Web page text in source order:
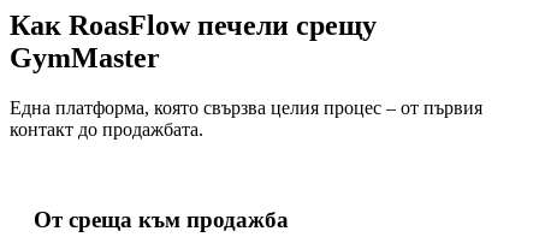
Как RoasFlow печели срещу
GymMaster
Една платформа, която свързва целия процес – от първия
контакт до продажбата.
От среща към продажба